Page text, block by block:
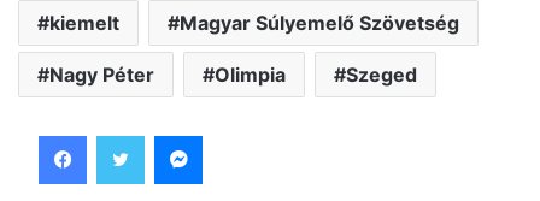
kiemelt Magyar Súlyemelő Szövetség
Nagy Péter Olimpia Szeged